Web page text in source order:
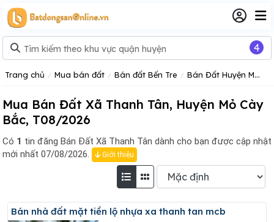
Trang chủ Mua bán đất Bán đất Bến Tre Bán Đất Huyện Mỏ Cày Bắc
Mua Bán Đất Xã Thanh Tân, Huyện Mỏ Cày
Bắc, T08/2026
Có 1 tin đăng Bán Đất Xã Thanh Tân dành cho bạn được cập nhật
mới nhất 07/08/2026.
Giới thiệu
Bán nhà đất mặt tiền lộ nhựa xa thanh tan mcb
4